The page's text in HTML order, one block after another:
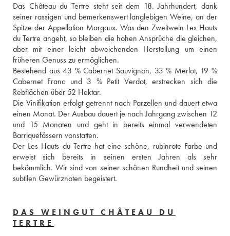
Das Château du Tertre steht seit dem 18. Jahrhundert, dank
seiner rassigen und bemerkenswert langlebigen Weine, an der
Spitze der Appellation Margaux. Was den Zweitwein Les Hauts
du Tertre angeht, so bleiben die hohen Ansprüche die gleichen,
aber mit einer leicht abweichenden Herstellung um einen
früheren Genuss zu ermöglichen.
Bestehend aus 43 % Cabernet Sauvignon, 33 % Merlot, 19 %
Cabernet Franc und 3 % Petit Verdot, erstrecken sich die
Rebflächen über 52 Hektar.
Die Vinifikation erfolgt getrennt nach Parzellen und dauert etwa
einen Monat. Der Ausbau dauert je nach Jahrgang zwischen 12
und 15 Monaten und geht in bereits einmal verwendeten
Barriquefässern vonstatten.
Der Les Hauts du Tertre hat eine schöne, rubinrote Farbe und
erweist sich bereits in seinen ersten Jahren als sehr
bekömmlich. Wir sind von seiner schönen Rundheit und seinen
subtilen Gewürznoten begeistert.
DAS WEINGUT CHÂTEAU DU
TERTRE